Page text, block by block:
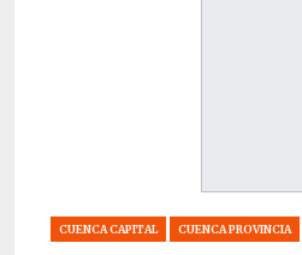
CUENCA CAPITAL CUENCA PROVINCIA